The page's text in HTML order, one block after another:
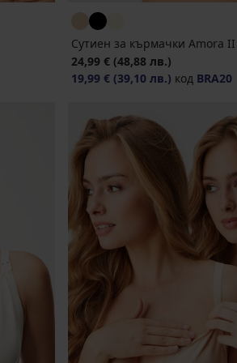
Сутиен за кърмачки Amora II
24,99 € (48,88 лв.)
19,99 € (39,10 лв.) код BRA20